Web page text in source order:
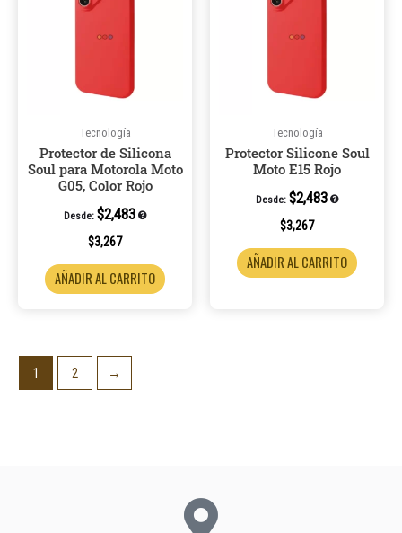
Tecnología
Protector de Silicona
Soul para Motorola Moto
G05, Color Rojo
Desde: $2,483
$3,267
AÑADIR AL CARRITO
Tecnología
Protector Silicone Soul
Moto E15 Rojo
Desde: $2,483
$3,267
AÑADIR AL CARRITO
1 2 →